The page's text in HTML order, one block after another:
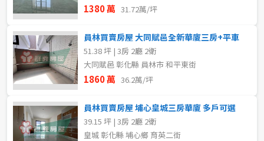
1380 萬 31.72萬/坪
員林買賣房屋 大同賦邑全新華廈三房+平車
51.38 坪 | 3房 2廳 2衛
大同賦邑 彰化縣 員林市 和平東街
1860 萬 36.2萬/坪
員林買賣房屋 埔心皇城三房華廈 多戶可選
39.15 坪 | 3房 2廳 2衛
皇城 彰化縣 埔心鄉 育英二街